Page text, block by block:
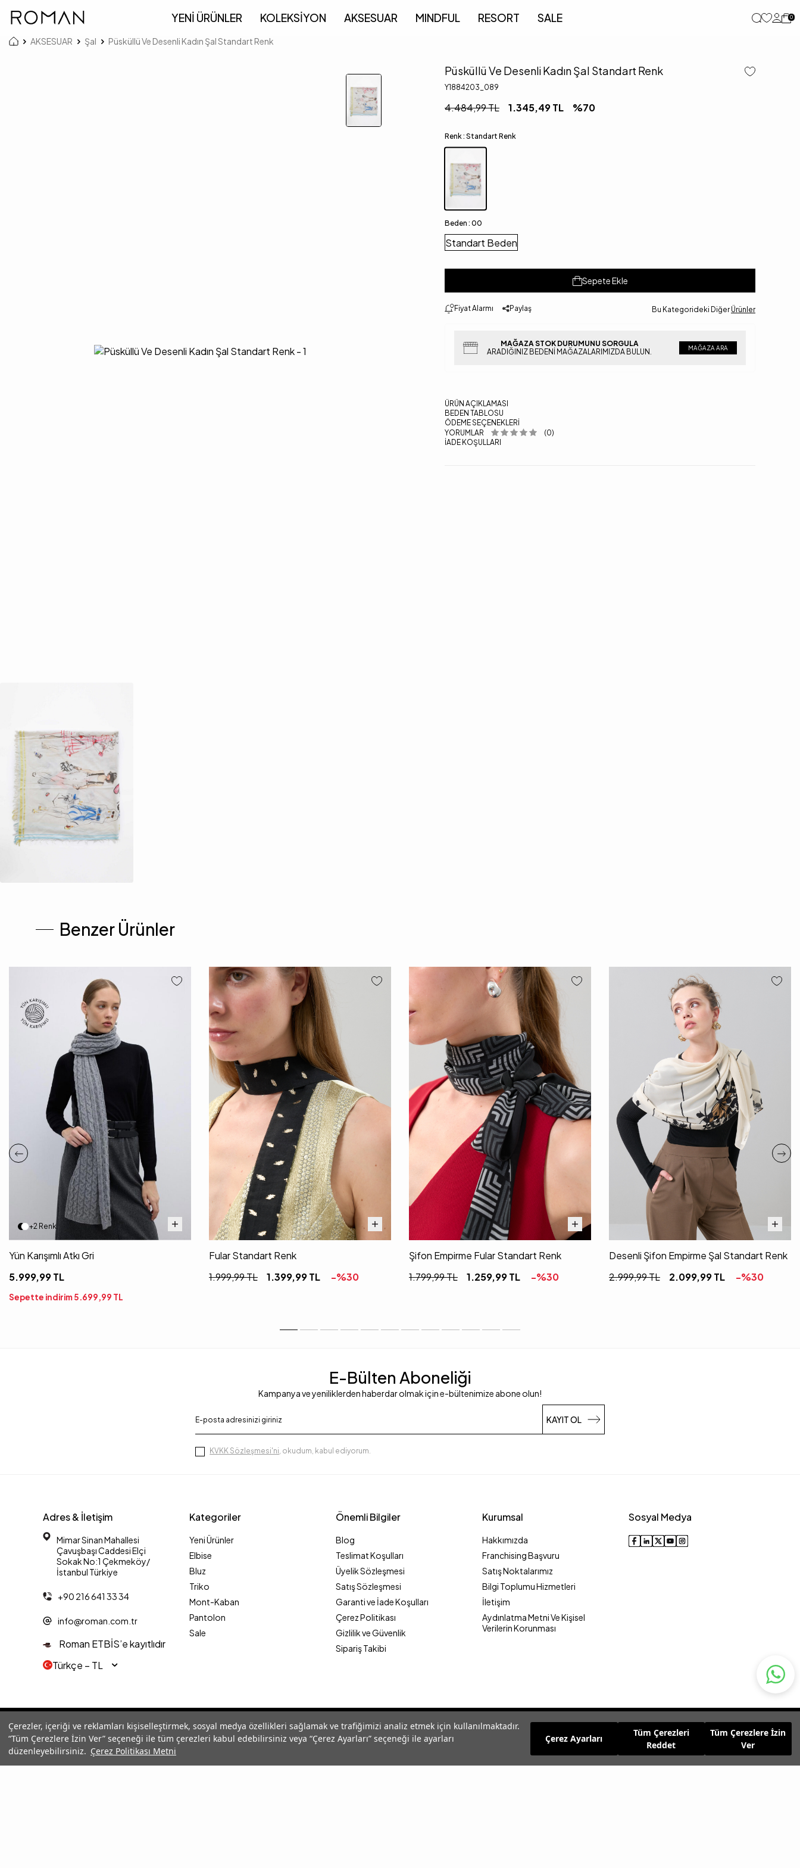
Çerezler, içeriği ve reklamları kişiselleştirmek, sosyal medya özellikleri sağlamak ve trafiğimizi analiz etmek için kullanılmaktadır.
“Tüm Çerezlere İzin Ver” seçeneği ile tüm çerezleri kabul edebilirsiniz veya “Çerez Ayarları” seçeneği ile ayarları
düzenleyebilirsiniz. Çerez Politikası Metni
Çerez Ayarları
Tüm Çerezleri
Reddet
Tüm Çerezlere İzin
Ver
YENİ ÜRÜNLER KOLEKSİYON AKSESUAR MINDFUL RESORT SALE 0
AKSESUAR Şal Püsküllü Ve Desenli Kadın Şal Standart Renk
Püsküllü Ve Desenli Kadın Şal Standart Renk
Y1884203_089
4.484,99TL 1.345,49TL %70
Renk : Standart Renk
Beden : 00
Standart Beden
Sepete Ekle
Fiyat Alarmı Paylaş Bu Kategorideki Diğer Ürünler
MAĞAZA STOK DURUMUNU SORGULA
ARADIĞINIZ BEDENI MAĞAZALARIMIZDA BULUN.
MAĞAZA ARA
ÜRÜN AÇIKLAMASI
BEDEN TABLOSU
ÖDEME SEÇENEKLERI
YORUMLAR
(0)
İADE KOŞULLARI
Benzer Ürünler
+2 Renk
Yün Karışımlı Atkı Gri
5.999,99TL
Sepette indirim5.699,99 TL
Fular Standart Renk
1.999,99TL 1.399,99TL -%30
Şifon Empirme Fular Standart Renk
1.799,99TL 1.259,99TL -%30
Desenli Şifon Empirme Şal Standart Renk
2.999,99TL 2.099,99TL -%30
E-Bülten Aboneliği
Kampanya ve yeniliklerden haberdar olmak için e-bültenimize abone olun!
KAYIT OL
KVKK Sözleşmesi'ni, okudum, kabul ediyorum.
Adres & İletişim
Mimar Sinan Mahallesi
Çavuşbaşı Caddesi Elçi
Sokak No:1 Çekmeköy/
İstanbul Türkiye
+90 216 641 33 34
info@roman.com.tr
Roman ETBİS’e kayıtlıdır
Türkçe − TL
Kategoriler
Yeni Ürünler
Elbise
Bluz
Triko
Mont-Kaban
Pantolon
Sale
Önemli Bilgiler
Blog
Teslimat Koşulları
Üyelik Sözleşmesi
Satış Sözleşmesi
Garanti ve İade Koşulları
Çerez Politikası
Gizlilik ve Güvenlik
Sipariş Takibi
Kurumsal
Hakkımızda
Franchising Başvuru
Satış Noktalarımız
Bilgi Toplumu Hizmetleri
İletişim
Aydınlatma Metni Ve Kişisel
Verilerin Korunması
Sosyal Medya
© 2025 Roman® Tüm Hakları Saklıdır, İzinsiz kullanılamaz